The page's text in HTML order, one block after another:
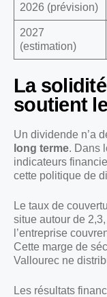
2026 (prévision)
2027
(estimation)
La
soutient
Un dividende n’a
long terme. Dans
indicateurs
cette politique de
Le taux de
situe autour de
l’entreprise
Cette marge de
Vallourec ne
Les résultats